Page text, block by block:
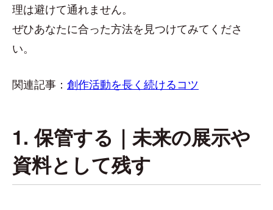
理は避けて通れません。
ぜひあなたに合った方法を見つけてみてくださ
い。
関連記事： 創作活動を長く続けるコツ
1. 保管する｜未来の展示や
資料として残す